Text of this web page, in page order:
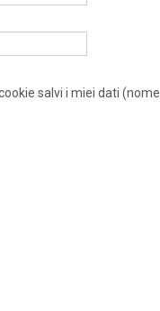
salvi i miei dati